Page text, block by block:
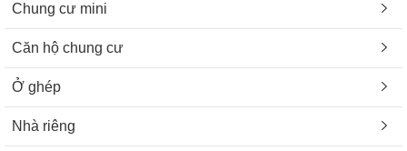
Chung cư mini
Căn hộ chung cư
Ở ghép
Nhà riêng